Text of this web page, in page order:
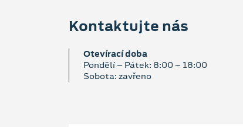
Kontaktujte nás
Otevírací doba
Pondělí – Pátek: 8:00 – 18:00
Sobota: zavřeno